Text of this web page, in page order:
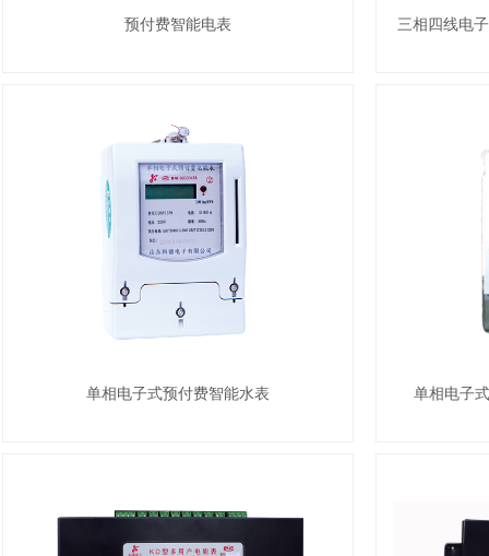
预付费智能电表 三相四线电
单相电子式预付费智能水表 单相电子